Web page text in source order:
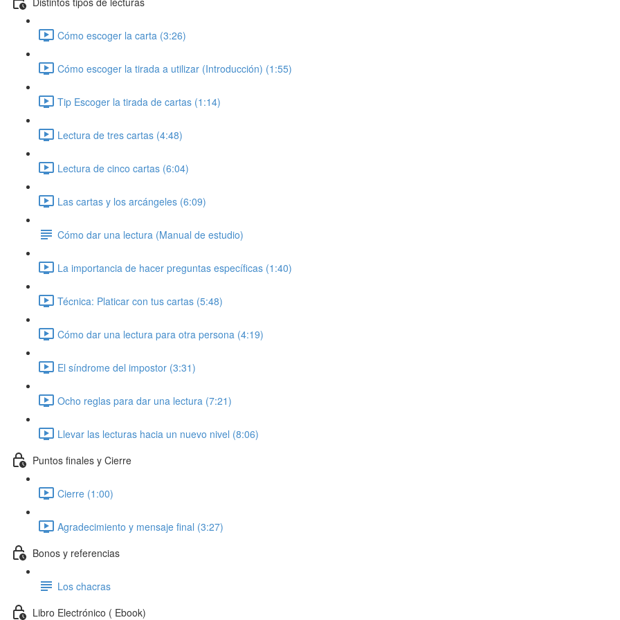
Cómo escoger la carta (3:26)
Cómo escoger la tirada a utilizar (Introducción) (1:55)
Tip Escoger la tirada de cartas (1:14)
Lectura de tres cartas (4:48)
Lectura de cinco cartas (6:04)
Las cartas y los arcángeles (6:09)
Cómo dar una lectura (Manual de estudio)
La importancia de hacer preguntas específicas (1:40)
Técnica: Platicar con tus cartas (5:48)
Cómo dar una lectura para otra persona (4:19)
El síndrome del impostor (3:31)
Ocho reglas para dar una lectura (7:21)
Llevar las lecturas hacia un nuevo nivel (8:06)
Puntos finales y Cierre
Cierre (1:00)
Agradecimiento y mensaje final (3:27)
Bonos y referencias
Los chacras
Libro Electrónico ( Ebook)